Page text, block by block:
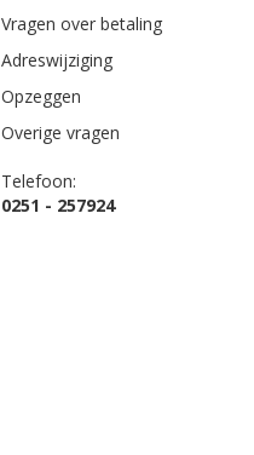
Vragen over betaling
Adreswijziging
Opzeggen
Overige vragen
Telefoon:
0251 - 257924